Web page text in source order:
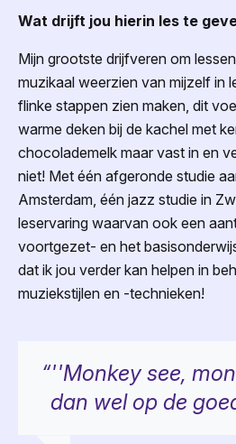
Wat drijft jou hierin les te
Mijn grootste drijfveren om
muzikaal weerzien van mijzelf in
flinke stappen zien maken, dit
warme deken bij de kachel met
chocolademelk maar vast in en
niet! Met één afgeronde studie
Amsterdam, één jazz studie in
leservaring waarvan ook een
voortgezet- en het
dat ik jou verder kan helpen in
muziekstijlen en -technieken!
“''Monkey see,
dan wel op de